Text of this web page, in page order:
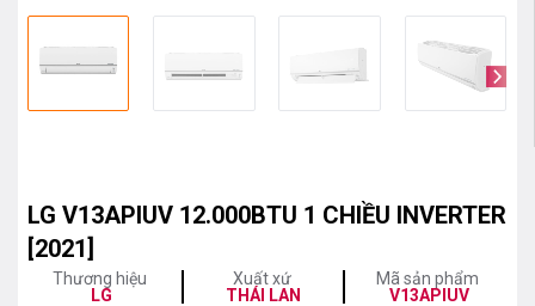
LG V13APIUV 12.000BTU 1 CHIỀU INVERTER
[2021]
Thương hiệu
LG
Xuất xứ
THÁI LAN
Mã sản phẩm
V13APIUV